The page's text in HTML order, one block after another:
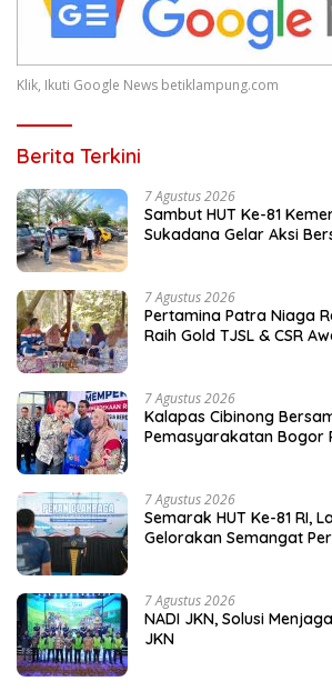
Klik, Ikuti Google News betiklampung.com
Berita Terkini
7 Agustus 2026
Sambut HUT Ke-81
Sukadana Gelar Aksi
7 Agustus 2026
Pertamina Patra Niaga
Raih Gold TJSL & CSR
7 Agustus 2026
Kalapas Cibinong
Pemasyarakatan Bogor
7 Agustus 2026
Semarak HUT Ke-81 RI,
Gelorakan Semangat
7 Agustus 2026
NADI JKN, Solusi
JKN